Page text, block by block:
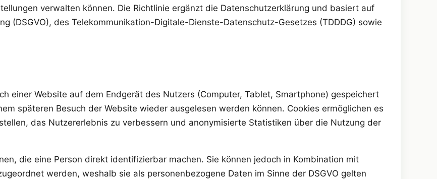
verwalten können. Die Richtlinie ergänzt die Datenschutzerklärung und basiert auf
(DSGVO), des Telekommunikation-Digitale-Dienste-Datenschutz-Gesetzes (TDDDG) sowie
einer Website auf dem Endgerät des Nutzers (Computer, Tablet, Smartphone) gespeichert
späteren Besuch der Website wieder ausgelesen werden können. Cookies ermöglichen es
das Nutzererlebnis zu verbessern und anonymisierte Statistiken über die Nutzung der
die eine Person direkt identifizierbar machen. Sie können jedoch in Kombination mit
werden, weshalb sie als personenbezogene Daten im Sinne der DSGVO gelten